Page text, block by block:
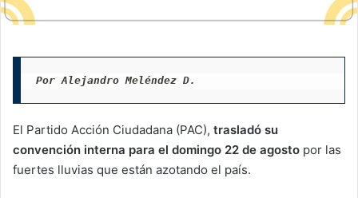
Por Alejandro Meléndez D.
El Partido Acción Ciudadana (PAC), trasladó su
convención interna para el domingo 22 de agosto por las
fuertes lluvias que están azotando el país.